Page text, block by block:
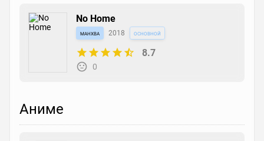
No Home
манхва 2018 основной
8.7
0
Аниме